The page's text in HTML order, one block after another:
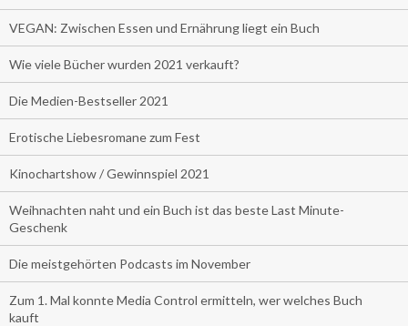
VEGAN: Zwischen Essen und Ernährung liegt ein Buch
Wie viele Bücher wurden 2021 verkauft?
Die Medien-Bestseller 2021
Erotische Liebesromane zum Fest
Kinochartshow / Gewinnspiel 2021
Weihnachten naht und ein Buch ist das beste Last Minute-
Geschenk
Die meistgehörten Podcasts im November
Zum 1. Mal konnte Media Control ermitteln, wer welches Buch
kauft